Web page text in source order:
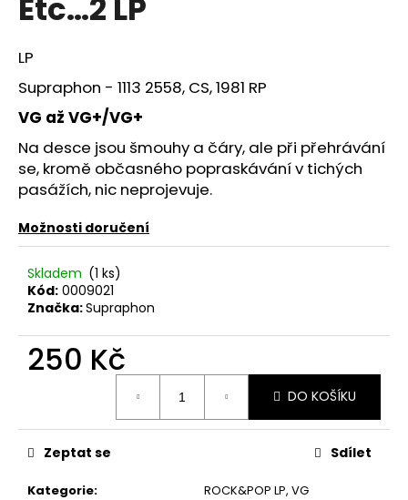
hvězdiček.
Etc…2 LP
LP
Supraphon - 1113 2558, CS, 1981 RP
VG až VG+/VG+
Na desce jsou šmouhy a čáry, ale při přehrávání
se, kromě občasného popraskávání v tichých
pasážích, nic neprojevuje.
Možnosti doručení
Skladem (1 ks)
Kód: 0009021
Značka:Supraphon
250 Kč
DO KOŠÍKU
Kategorie: ROCK&POP LP, VG
Zeptat se Sdílet
o
p
r
u
č
j
m
e
THE
KILLERS
790
Kč